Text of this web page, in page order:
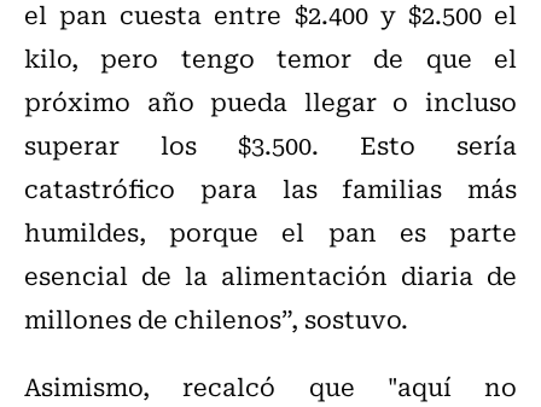
el pan cuesta entre $2.400 y $2.500 el
kilo, pero tengo temor de que el
próximo año pueda llegar o incluso
superar los $3.500. Esto sería
catastrófico para las familias más
humildes, porque el pan es parte
esencial de la alimentación diaria de
millones de chilenos”, sostuvo.
Asimismo, recalcó que "aquí no